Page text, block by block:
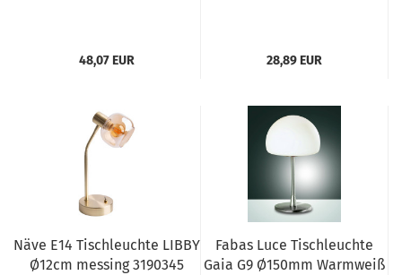
48,07 EUR 28,89 EUR
Näve E14 Tischleuchte LIBBY
Ø12cm messing 3190345
Fabas Luce Tischleuchte
Gaia G9 Ø150mm Warmweiß